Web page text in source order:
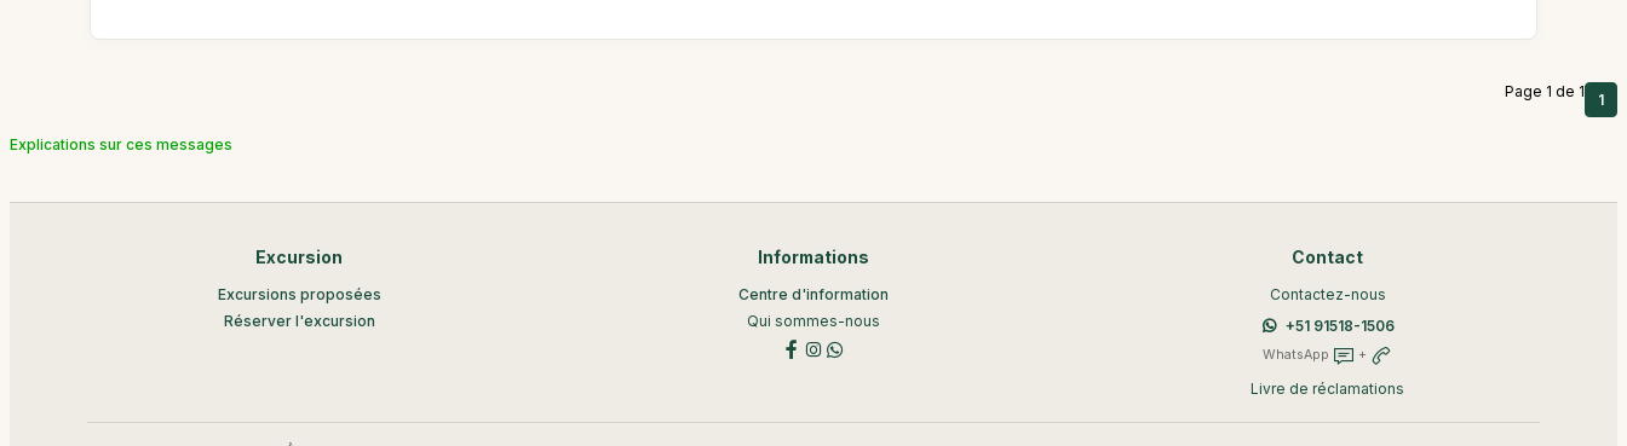
Page 1 de 1 1
Explications sur ces messages
Excursion
Excursions proposées
Réserver l'excursion
Informations
Centre d'information
Qui sommes-nous
Contact
Contactez-nous
+51 91518-1506
WhatsApp +
Livre de réclamations